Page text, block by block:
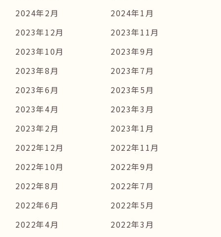
2024年2月
2024年1月
2023年12月
2023年11月
2023年10月
2023年9月
2023年8月
2023年7月
2023年6月
2023年5月
2023年4月
2023年3月
2023年2月
2023年1月
2022年12月
2022年11月
2022年10月
2022年9月
2022年8月
2022年7月
2022年6月
2022年5月
2022年4月
2022年3月